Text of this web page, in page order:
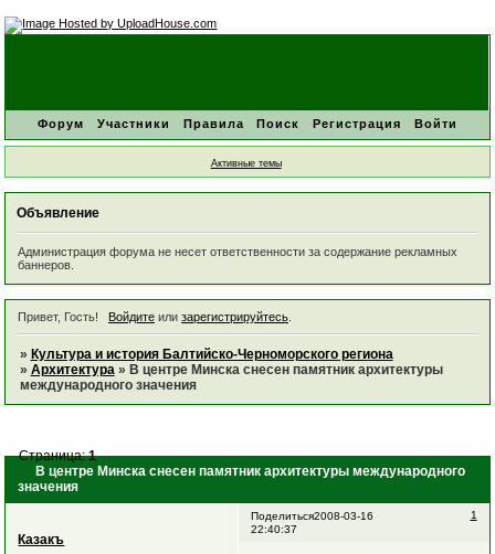
Форум Участники Правила Поиск Регистрация Войти
Активные темы
Объявление
Администрация форума не несет ответственности за содержание рекламных
баннеров.
Привет, Гость! Войдитеили зарегистрируйтесь.
» Культура и история Балтийско-Черноморского региона
» Архитектура » В центре Минска снесен памятник архитектуры
международного значения
В центре Минска снесен памятник архитектуры международного
значения
Страница:1
Поделиться 1
2008-03-16
22:40:37
Казакъ